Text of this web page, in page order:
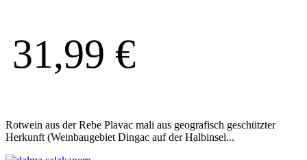
31,99 €
Rotwein aus der Rebe Plavac mali aus geografisch geschützter
Herkunft (Weinbaugebiet Dingac auf der Halbinsel...